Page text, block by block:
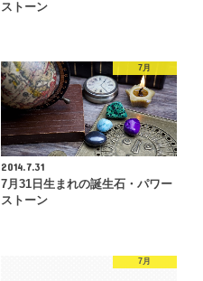
ストーン
7月
2014.7.31
7月31日生まれの誕生石・パワー
ストーン
7月